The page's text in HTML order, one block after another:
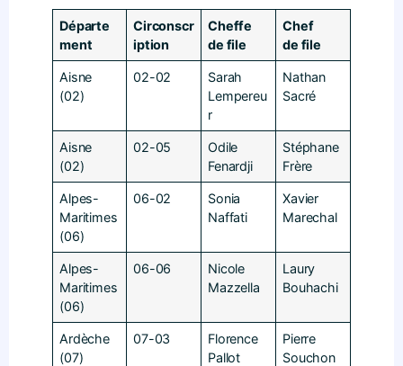
Départe
ment
Circonscr
iption
Cheffe
de file
Chef
de file
Aisne
(02)
02-02
Sarah
Lempereu
r
Nathan
Sacré
Aisne
(02)
02-05
Odile
Fenardji
Stéphane
Frère
Alpes-
Maritimes
(06)
06-02
Sonia
Naffati
Xavier
Marechal
Alpes-
Maritimes
(06)
06-06
Nicole
Mazzella
Laury
Bouhachi
Ardèche
(07)
07-03
Florence
Pallot
Pierre
Souchon